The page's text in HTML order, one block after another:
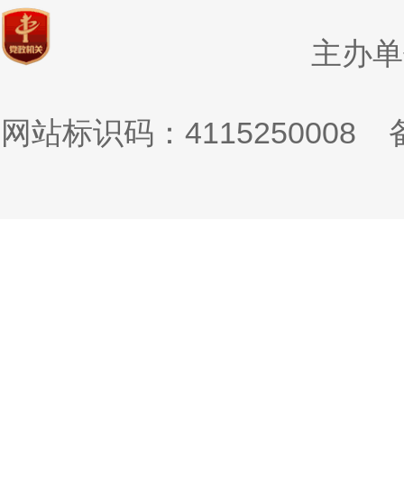
主办
网站标识码：4115250008